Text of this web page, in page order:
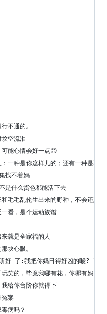
不通的。
空流泪
能心情会好一点😊
一种是你这样儿的；还有一种是不
找不着妈
是什么货色都能活下去
毛毛乱伦生出来的野种，不会还真
看，是个运动族谱
就是全家福的人
块心眼。
好 了:我把你妈日得好凶的唆? ?吼
笑的，毕竟我哪有花，你哪有妈。
给你台阶你就得下
案
病吗？